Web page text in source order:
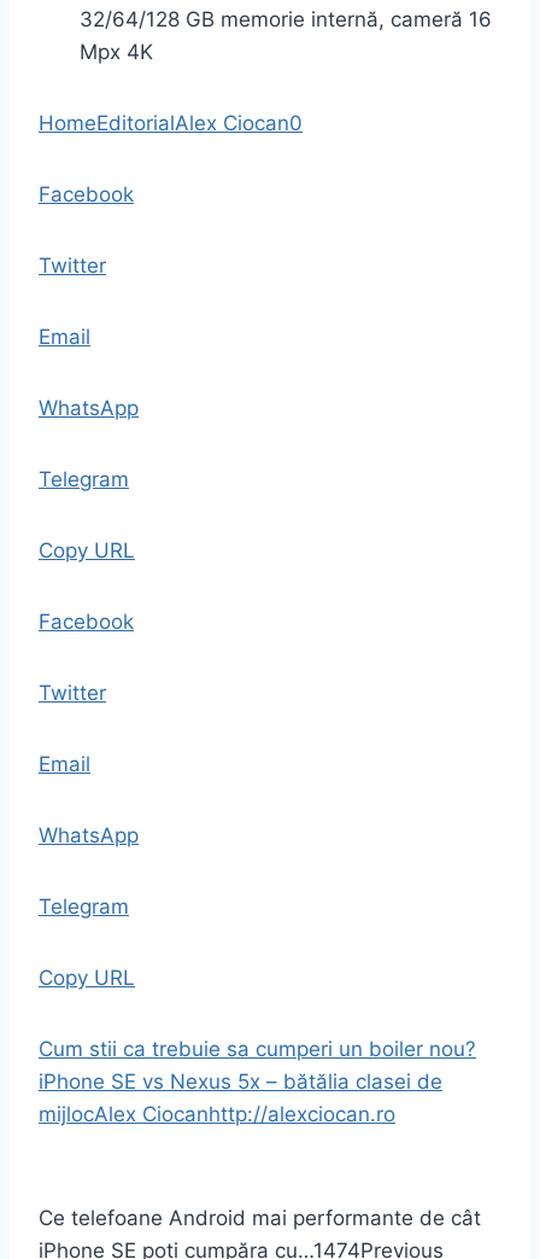
32/64/128 GB memorie internă, cameră 16
Mpx 4K
HomeEditorialAlex Ciocan0
Facebook
Twitter
Email
WhatsApp
Telegram
Copy URL
Facebook
Twitter
Email
WhatsApp
Telegram
Copy URL
Cum stii ca trebuie sa cumperi un boiler nou?
iPhone SE vs Nexus 5x – bătălia clasei de
mijlocAlex Ciocanhttp://alexciocan.ro
Ce telefoane Android mai performante de cât
iPhone SE poți cumpăra cu…1474Previous